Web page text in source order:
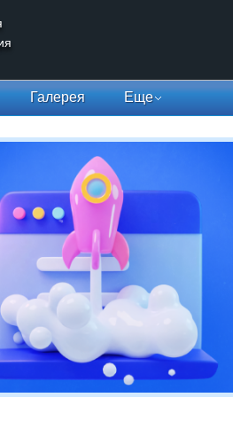
Галерея Еще